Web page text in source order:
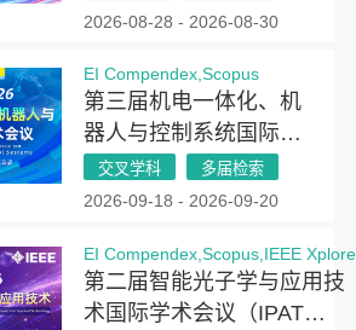
光电子学与光学技术国
2026）
2026-08-28 - 2026-08-30
EI Compendex,Scopus
第三届机电一体化、机
器人与控制系统国际学
术会议(MRCS 2026)
交叉学科 多届检索
2026-09-18 - 2026-09-20
EI Compendex,Scopus,IEEE Xplore
第二届智能光子学与应用技
术国际学术会议（IPAT